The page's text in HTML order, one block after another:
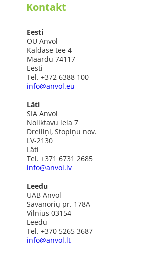
Kontakt
Eesti
OÜ Anvol
Kaldase tee 4
Maardu 74117
Eesti
Tel. +372 6388 100
info@anvol.eu
Läti
SIA Anvol
Noliktavu iela 7
Dreiliņi, Stopiņu nov.
LV-2130
Läti
Tel. +371 6731 2685
info@anvol.lv
Leedu
UAB Anvol
Savanorių pr. 178A
Vilnius 03154
Leedu
Tel. +370 5265 3687
info@anvol.lt